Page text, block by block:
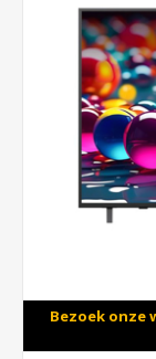
Bezoek onze